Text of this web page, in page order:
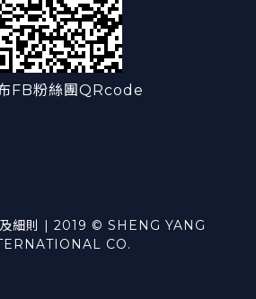
FB粉絲團QRcode
細則 | 2019 © SHENG YANG
CO.